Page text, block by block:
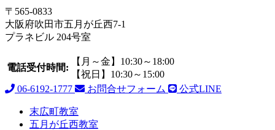
〒565-0833
大阪府吹田市五月が丘西7-1
プラネビル 204号室
電話受付時間:
【月～金】10:30～18:00
【祝日】10:30～15:00
06-6192-1777
お問合せフォーム 公式LINE
末広町教室
五月が丘西教室